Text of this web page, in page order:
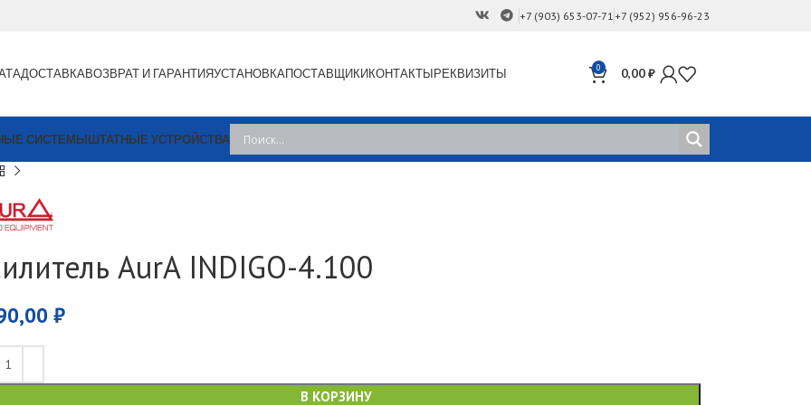
+7 (903) 653-07-71 +7 (952) 956-96-23
ДОСТАВКАВОЗВРАТ И ГАРАНТИЯУСТАНОВКАПОСТАВЩИКИКОНТАКТЫРЕКВИЗИТЫ 0 0,00₽
СИСТЕМЫШТАТНЫЕ УСТРОЙСТВА
AurA INDIGO-4.100
₽
В КОРЗИНУ